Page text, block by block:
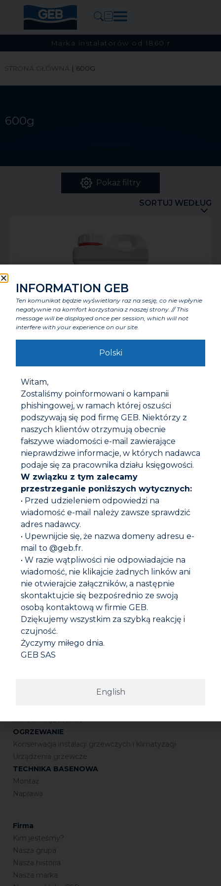
Marka instalatorów od 1860 r
STRONA GŁÓWNA | 600G
600g
Pokaż filtry
SORTUJ WEDŁUG
G30 PRODUKT DO ODSZLAMIANIA
GEB Polska Sp. z o.o.
ul. Krakowiaków 80/98, 02-255 Warszawa Kapitał
zakładowy 400 000 PLN – NIP: 527-24-95-194 Regon:
140417094 – KRS 0000249707
INSTALACJE SANITARNE
Konserwacja i serwis
OGRZEWANIE
Konserwacja instalacji grzewczych i klimatyzacji
Urządzenia grzewcze
TECHNIKA BASENOWA
Montaż
Naprawa
Firma
Kim jesteśmy?
Nasza grupa
Nasza historia
Nasza marka
Skontaktuj się z nami
E-mail info@geb-polska.pl
Tel. : +48 22 865 07 17
Fax : +48 22 213 85 43
INFORMATION GEB
Ten komunikat będzie wyświetlany raz na sesję, co nie wpłynie
negatywnie na komfort korzystania z naszej strony. // This
message will be displayed once per session, which will not
interfere with your experience on our site.
Polski
English
Witam,
Zostaliśmy poinformowani o kampanii
phishingowej, w ramach której oszuści
podszywają się pod firmę GEB. Niektórzy z
naszych klientów otrzymują obecnie
fałszywe wiadomości e-mail zawierające
nieprawdziwe informacje, w których nadawca
podaje się za pracownika działu księgowości.
W związku z tym zalecamy
przestrzeganie poniższych wytycznych:
• Przed udzieleniem odpowiedzi na
wiadomość e-mail należy zawsze sprawdzić
adres nadawcy.
• Upewnijcie się, że nazwa domeny adresu e-
mail to @geb.fr.
• W razie wątpliwości nie odpowiadajcie na
wiadomość, nie klikajcie żadnych linków ani
nie otwierajcie załączników, a następnie
skontaktujcie się bezpośrednio ze swoją
osobą kontaktową w firmie GEB.
Dziękujemy wszystkim za szybką reakcję i
czujność.
Życzymy miłego dnia.
GEB SAS